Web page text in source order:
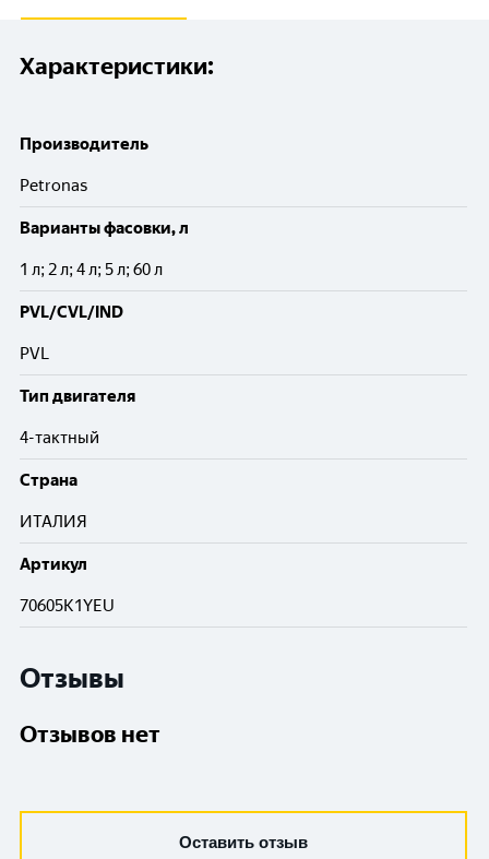
Характеристики:
Производитель
Petronas
Варианты фасовки, л
1 л; 2 л; 4 л; 5 л; 60 л
PVL/CVL/IND
PVL
Тип двигателя
4-тактный
Cтрана
ИТАЛИЯ
Артикул
70605K1YEU
Отзывы
Отзывов нет
Оставить отзыв